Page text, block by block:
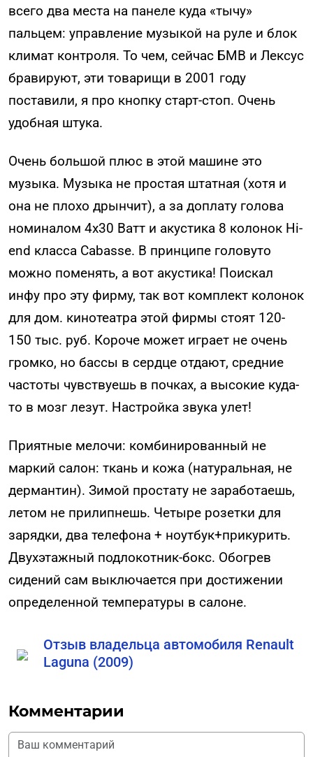
всего два места на панеле куда «тычу»
пальцем: управление музыкой на руле и блок
климат контроля. То чем, сейчас БМВ и Лексус
бравируют, эти товарищи в 2001 году
поставили, я про кнопку старт-стоп. Очень
удобная штука.
Очень большой плюс в этой машине это
музыка. Музыка не простая штатная (хотя и
она не плохо дрынчит), а за доплату голова
номиналом 4х30 Ватт и акустика 8 колонок Hi-
end класса Cabasse. В принципе головуто
можно поменять, а вот акустика! Поискал
инфу про эту фирму, так вот комплект колонок
для дом. кинотеатра этой фирмы стоят 120-
150 тыс. руб. Короче может играет не очень
громко, но бассы в сердце отдают, средние
частоты чувствуешь в почках, а высокие куда-
то в мозг лезут. Настройка звука улет!
Приятные мелочи: комбинированный не
маркий салон: ткань и кожа (натуральная, не
дермантин). Зимой простату не заработаешь,
летом не прилипнешь. Четыре розетки для
зарядки, два телефона + ноутбук+прикурить.
Двухэтажный подлокотник-бокс. Обогрев
сидений сам выключается при достижении
определенной температуры в салоне.
Отзыв владельца автомобиля Renault
Laguna (2009)
Комментарии